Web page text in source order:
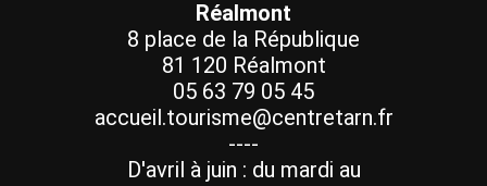
Réalmont
8 place de la République
81 120 Réalmont
05 63 79 05 45
accueil.tourisme@centretarn.fr
----
D'avril à juin : du mardi au